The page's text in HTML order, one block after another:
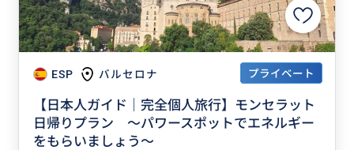
ESP バルセロナ プライベート
【日本人ガイド｜完全個人旅行】モンセラット
日帰りプラン ～パワースポットでエネルギー
をもらいましょう～